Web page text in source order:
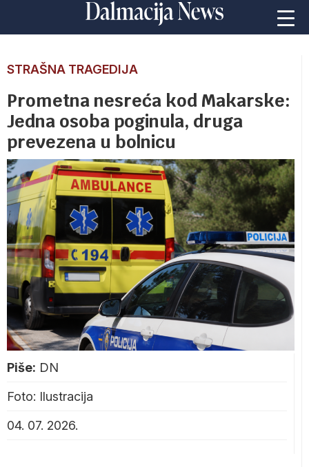
STRAŠNA TRAGEDIJA
Prometna nesreća kod Makarske:
Jedna osoba poginula, druga
prevezena u bolnicu
Piše: DN
Foto: Ilustracija
04. 07. 2026.